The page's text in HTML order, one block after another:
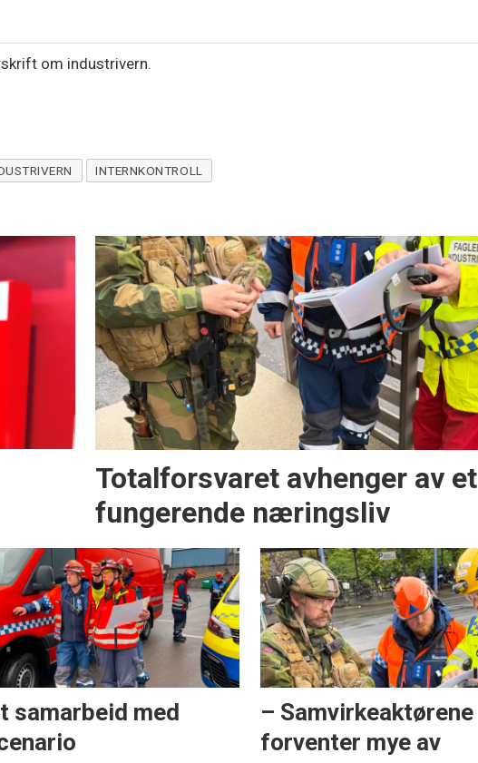
om industrivern.
INTERNKONTROLL
Totalforsvaret avhenger av et
fungerende næringsliv
samarbeid med
– Samvirkeaktørene
forventer mye av